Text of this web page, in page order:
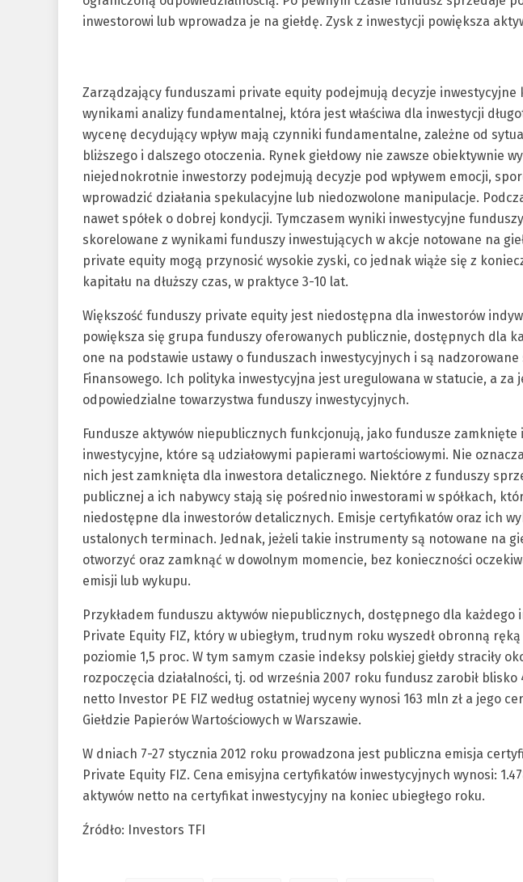
inwestorowi lub wprowadza je na giełdę. Zysk z inwestycji powiększa
Zarządzający funduszami private equity podejmują decyzje inwestycyjne
wynikami analizy fundamentalnej, która jest właściwa dla inwestycji
wycenę decydujący wpływ mają czynniki fundamentalne, zależne od
bliższego i dalszego otoczenia. Rynek giełdowy nie zawsze obiektywnie
niejednokrotnie inwestorzy podejmują decyzje pod wpływem emocji,
wprowadzić działania spekulacyjne lub niedozwolone manipulacje.
nawet spółek o dobrej kondycji. Tymczasem wyniki inwestycyjne
skorelowane z wynikami funduszy inwestujących w akcje notowane na
private equity mogą przynosić wysokie zyski, co jednak wiąże się z
kapitału na dłuższy czas, w praktyce 3-10 lat.
Większość funduszy private equity jest niedostępna dla inwestorów
powiększa się grupa funduszy oferowanych publicznie, dostępnych dla
one na podstawie ustawy o funduszach inwestycyjnych i są
Finansowego. Ich polityka inwestycyjna jest uregulowana w statucie, a za
odpowiedzialne towarzystwa funduszy inwestycyjnych.
Fundusze aktywów niepublicznych funkcjonują, jako fundusze
inwestycyjne, które są udziałowymi papierami wartościowymi. Nie
nich jest zamknięta dla inwestora detalicznego. Niektóre z funduszy
publicznej a ich nabywcy stają się pośrednio inwestorami w spółkach,
niedostępne dla inwestorów detalicznych. Emisje certyfikatów oraz ich
ustalonych terminach. Jednak, jeżeli takie instrumenty są notowane na
otworzyć oraz zamknąć w dowolnym momencie, bez konieczności
emisji lub wykupu.
Przykładem funduszu aktywów niepublicznych, dostępnego dla każdego
Private Equity FIZ, który w ubiegłym, trudnym roku wyszedł obronną
poziomie 1,5 proc. W tym samym czasie indeksy polskiej giełdy straciły
rozpoczęcia działalności, tj. od września 2007 roku fundusz zarobił
netto Investor PE FIZ według ostatniej wyceny wynosi 163 mln zł a jego
Giełdzie Papierów Wartościowych w Warszawie.
W dniach 7-27 stycznia 2012 roku prowadzona jest publiczna emisja
Private Equity FIZ. Cena emisyjna certyfikatów inwestycyjnych wynosi:
aktywów netto na certyfikat inwestycyjny na koniec ubiegłego roku.
Źródło: Investors TFI